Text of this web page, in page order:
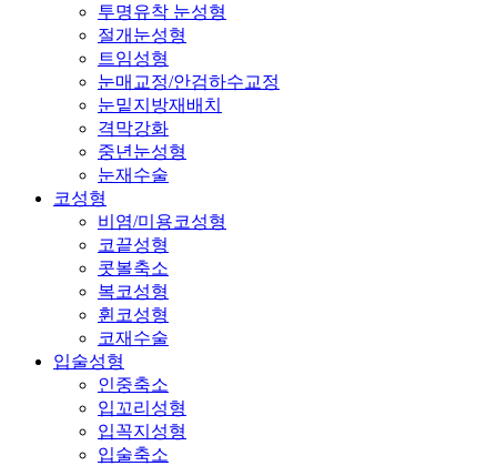
투명유착 눈성형
절개눈성형
트임성형
눈매교정/안검하수교정
눈밑지방재배치
격막강화
중년눈성형
눈재수술
코성형
비염/미용코성형
코끝성형
콧볼축소
복코성형
휜코성형
코재수술
입술성형
인중축소
입꼬리성형
입꼭지성형
입술축소